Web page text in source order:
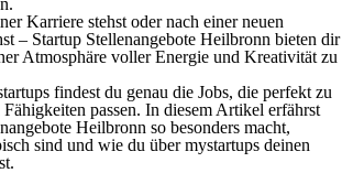
Karriere stehst oder nach einer neuen
– Startup Stellenangebote Heilbronn bieten dir
Atmosphäre voller Energie und Kreativität zu
findest du genau die Jobs, die perfekt zu
passen. In diesem Artikel erfährst
Heilbronn so besonders macht,
sind und wie du über mystartups deinen